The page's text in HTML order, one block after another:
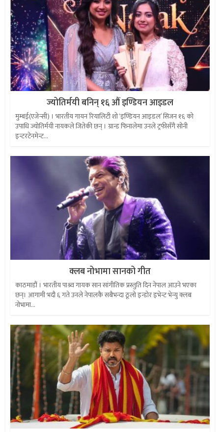
ज्योतिर्मयी बनिन् १६ औं इण्डियन आइडल
मुम्बई(एजेन्सी) । भारतीय गायन रियालिटी शो ‘इण्डियन आइडल’ सिजन १६ को
उपाधि ज्योतिर्मयी नायकले जितेकी छन् । ग्रान्ड फिनालेमा उनले ट्रफीसँगै सोनी
इन्टरटेनमेन्ट...
क्लब नोभामा सानको गीत
काठमाडौं । भारतीय पाश्र्व गायक सान सांगीतिक प्रस्तुति दिन नेपाल आउने भएका
छन्। आगामी भदौ ६ गते उनले नेपालकै सबैभन्दा ठूलो इन्डोर इभेन्ट भेन्यु क्लब
नोभामा...